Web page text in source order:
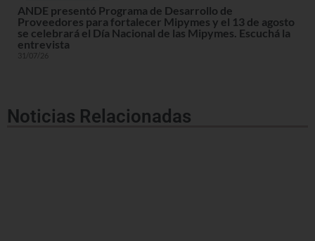
ANDE presentó Programa de Desarrollo de
Proveedores para fortalecer Mipymes y el 13 de agosto
se celebrará el Día Nacional de las Mipymes. Escuchá la
entrevista
31/07/26
Noticias Relacionadas